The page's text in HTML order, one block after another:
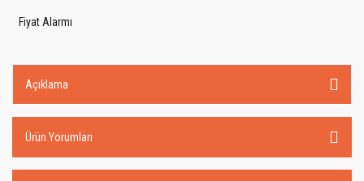
Fiyat Alarmı
Açıklama
Ürün Yorumları